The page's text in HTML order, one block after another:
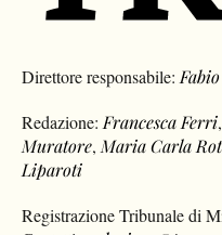
Direttore responsabile:
Redazione: Francesca Ferri
Muratore, Maria Carla
Liparoti
Registrazione Tribunale di